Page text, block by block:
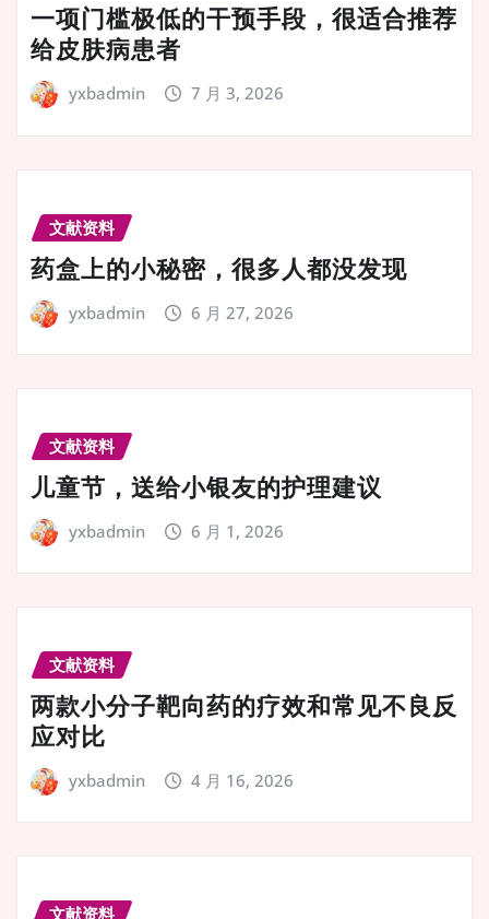
一项门槛极低的干预手段，很适合推荐
给皮肤病患者
yxbadmin 7 月 3, 2026
文献资料
药盒上的小秘密，很多人都没发现
yxbadmin 6 月 27, 2026
文献资料
儿童节，送给小银友的护理建议
yxbadmin 6 月 1, 2026
文献资料
两款小分子靶向药的疗效和常见不良反
应对比
yxbadmin 4 月 16, 2026
文献资料